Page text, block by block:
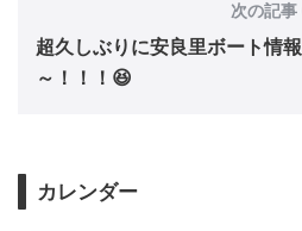
次の記事
超久しぶりに安良里ボート情報
～！！！😆
カレンダー